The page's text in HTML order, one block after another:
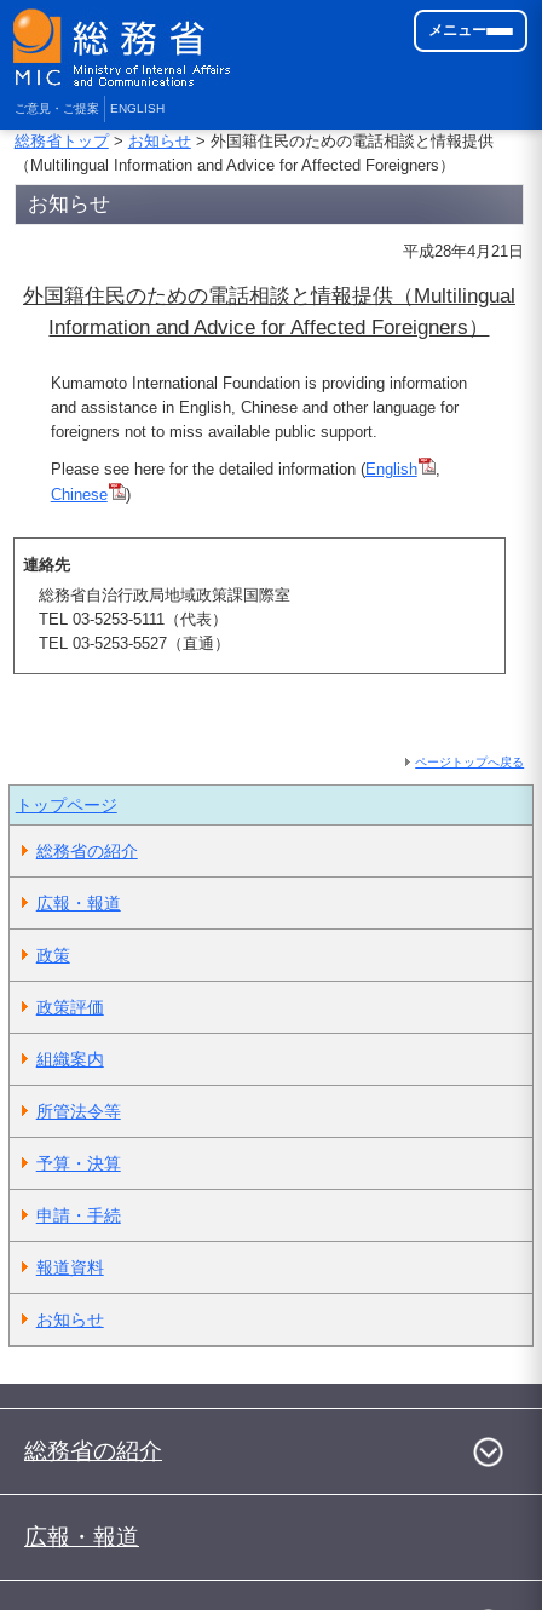
ご意見・ご提案 ENGLISH
メニュー
総務省トップ> お知らせ> 外国籍住民のための電話相談と情報提供
（Multilingual Information and Advice for Affected Foreigners）
お知らせ
平成28年4月21日
外国籍住民のための電話相談と情報提供（Multilingual
Information and Advice for Affected Foreigners）
Kumamoto International Foundation is providing information
and assistance in English, Chinese and other language for
foreigners not to miss available public support.
Please see here for the detailed information (English
,
Chinese
)
連絡先
総務省自治行政局地域政策課国際室
TEL 03-5253-5111（代表）
TEL 03-5253-5527（直通）
ページトップへ戻る
トップページ
総務省の紹介
広報・報道
政策
政策評価
組織案内
所管法令等
予算・決算
申請・手続
報道資料
お知らせ
総務省の紹介
広報・報道